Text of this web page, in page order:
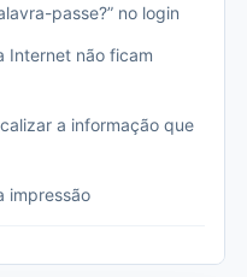
passe?” no login
Internet não ficam
a informação que
impressão